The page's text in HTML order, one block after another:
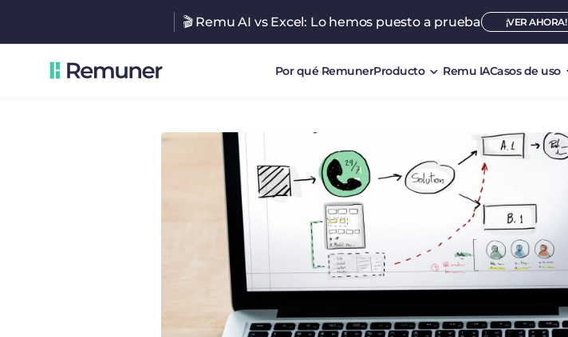
🎬 Remu AI vs Excel: Lo hemos puesto a prueba ¡VER AHORA!
Por qué RemunerProducto Remu IACasos de uso